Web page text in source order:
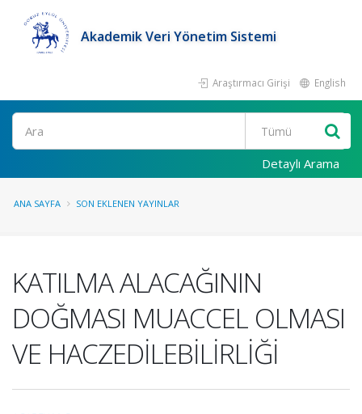
Akademik Veri Yönetim Sistemi
Araştırmacı Girişi English
Ara
Detaylı Arama
ANA SAYFA SON EKLENEN YAYINLAR
KATILMA ALACAĞININ
DOĞMASI MUACCEL OLMASI
VE HACZEDİLEBİLİRLİĞİ